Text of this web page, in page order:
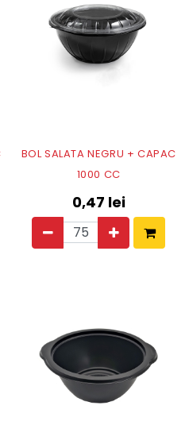
BOL SALATA NEGRU + CAPAC
1000 CC
0,47 lei